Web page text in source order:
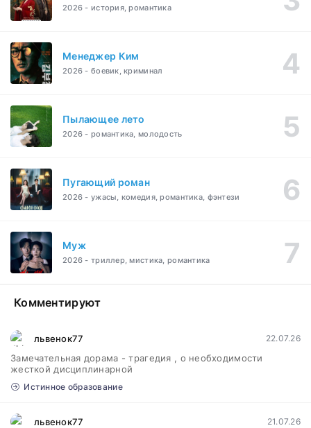
2026 - история, романтика
Менеджер Ким
2026 - боевик, криминал
Пылающее лето
2026 - романтика, молодость
Пугающий роман
2026 - ужасы, комедия, романтика, фэнтези
Муж
2026 - триллер, мистика, романтика
Комментируют
львенок77 22.07.26
Замечательная дорама - трагедия , о необходимости
жесткой дисциплинарной
Истинное образование
львенок77 21.07.26